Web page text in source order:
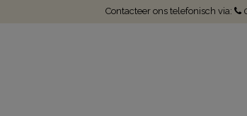
Contacteer ons telefonisch via: